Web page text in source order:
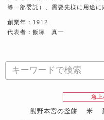
等一部委託）、需要先様に用途に
創業年：1912
代表者：飯塚 真一
急上
熊野本宮の釜餅 米